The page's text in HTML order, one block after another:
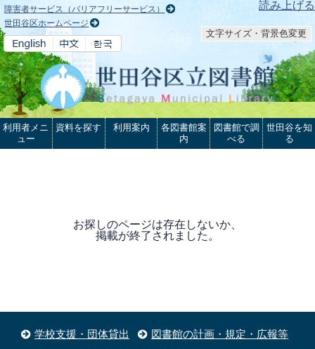
本文へ 読み上げる
障害者サービス（バリアフリーサービス）
世田谷区ホームページ
文字サイズ・背景色変更
利用者メニ
ュー
資料を探す 利用案内
各図書館案
内
図書館で調
べる
世田谷を知
る
お探しのページは存在しないか、
掲載が終了されました。
学校支援・団体貸出
図書館の計画・規定・広報等